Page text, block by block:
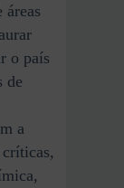
áreas
o país
de
a